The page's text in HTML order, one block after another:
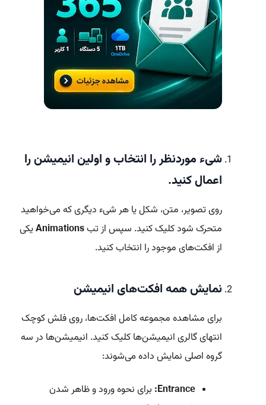
شیء موردنظر را انتخاب و اولین انیمیشن را
اعمال کنید.
روی تصویر، متن، شکل یا هر شیء دیگری که می‌خواهید
متحرک شود کلیک کنید. سپس از تبAnimationsیکی
از افکت‌های موجود را انتخاب کنید.
نمایش همه افکت‌های انیمیشن
برای مشاهده مجموعه کامل افکت‌ها، روی فلش کوچک
انتهای گالری انیمیشن‌ها کلیک کنید. انیمیشن‌ها در سه
گروه اصلی نمایش داده می‌شوند:
Entrance: برای نحوه ورود و ظاهر شدن